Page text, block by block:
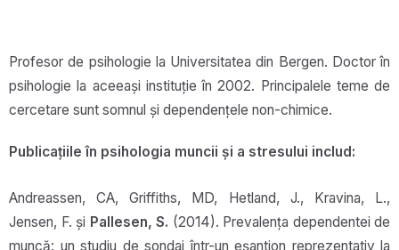
Profesor de psihologie la Universitatea din Bergen. Doctor în
psihologie la aceeași instituție în 2002. Principalele teme de
cercetare sunt somnul și dependențele non-chimice.
Publicațiile în psihologia muncii și a stresului includ:
Andreassen, CA, Griffiths, MD, Hetland, J., Kravina, L.,
Jensen, F. și Pallesen, S. (2014). Prevalența dependentei de
muncă: un studiu de sondaj într-un eșantion reprezentativ la